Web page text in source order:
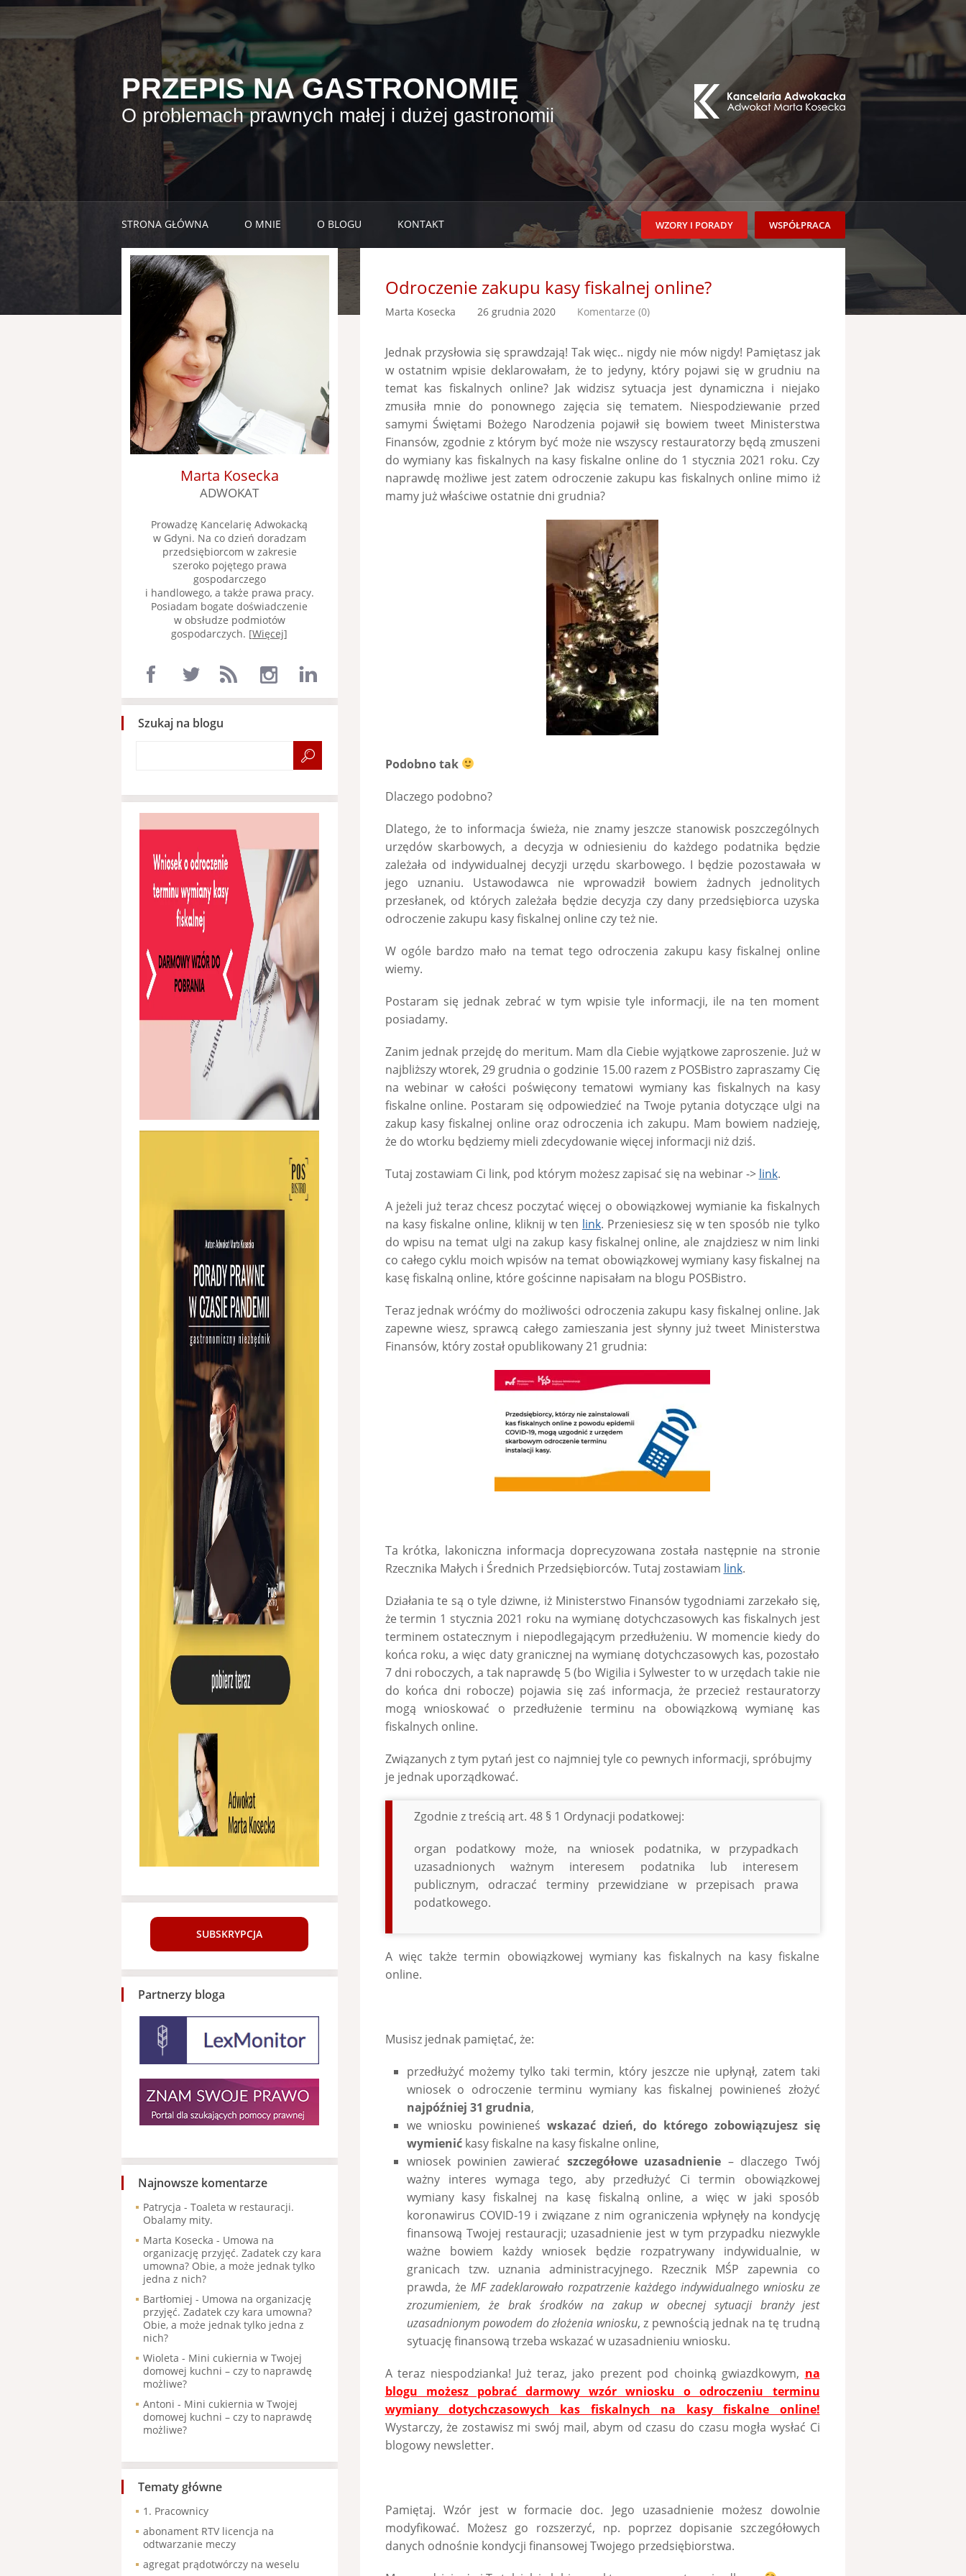
PRZEPIS NA GASTRONOMIĘ
O problemach prawnych małej i dużej gastronomii
STRONA GŁÓWNA O MNIE O BLOGU KONTAKT WSPÓŁPRACA
WZORY I PORADY
Odroczenie zakupu kasy fiskalnej online?
Marta Kosecka 26 grudnia 2020 Komentarze (0)
Jednak przysłowia się sprawdzają! Tak więc.. nigdy nie mów nigdy! Pamiętasz jak
w ostatnim wpisie deklarowałam, że to jedyny, który pojawi się w grudniu na
temat kas fiskalnych online? Jak widzisz sytuacja jest dynamiczna i niejako
zmusiła mnie do ponownego zajęcia się tematem. Niespodziewanie przed
samymi Świętami Bożego Narodzenia pojawił się bowiem tweet Ministerstwa
Finansów, zgodnie z którym być może nie wszyscy restauratorzy będą zmuszeni
do wymiany kas fiskalnych na kasy fiskalne online do 1 stycznia 2021 roku. Czy
naprawdę możliwe jest zatem odroczenie zakupu kas fiskalnych online mimo iż
mamy już właściwe ostatnie dni grudnia?
Podobno tak
Dlaczego podobno?
Dlatego, że to informacja świeża, nie znamy jeszcze stanowisk poszczególnych
urzędów skarbowych, a decyzja w odniesieniu do każdego podatnika będzie
zależała od indywidualnej decyzji urzędu skarbowego. I będzie pozostawała w
jego uznaniu. Ustawodawca nie wprowadził bowiem żadnych jednolitych
przesłanek, od których zależała będzie decyzja czy dany przedsiębiorca uzyska
odroczenie zakupu kasy fiskalnej online czy też nie.
W ogóle bardzo mało na temat tego odroczenia zakupu kasy fiskalnej online
wiemy.
Postaram się jednak zebrać w tym wpisie tyle informacji, ile na ten moment
posiadamy.
Zanim jednak przejdę do meritum. Mam dla Ciebie wyjątkowe zaproszenie. Już w
najbliższy wtorek, 29 grudnia o godzinie 15.00 razem z POSBistro zapraszamy Cię
na webinar w całości poświęcony tematowi wymiany kas fiskalnych na kasy
fiskalne online. Postaram się odpowiedzieć na Twoje pytania dotyczące ulgi na
zakup kasy fiskalnej online oraz odroczenia ich zakupu. Mam bowiem nadzieję,
że do wtorku będziemy mieli zdecydowanie więcej informacji niż dziś.
Tutaj zostawiam Ci link, pod którym możesz zapisać się na webinar -> link.
A jeżeli już teraz chcesz poczytać więcej o obowiązkowej wymianie ka fiskalnych
na kasy fiskalne online, kliknij w ten link. Przeniesiesz się w ten sposób nie tylko
do wpisu na temat ulgi na zakup kasy fiskalnej online, ale znajdziesz w nim linki
co całego cyklu moich wpisów na temat obowiązkowej wymiany kasy fiskalnej na
kasę fiskalną online, które gościnne napisałam na blogu POSBistro.
Teraz jednak wróćmy do możliwości odroczenia zakupu kasy fiskalnej online. Jak
zapewne wiesz, sprawcą całego zamieszania jest słynny już tweet Ministerstwa
Finansów, który został opublikowany 21 grudnia:
Ta krótka, lakoniczna informacja doprecyzowana została następnie na stronie
Rzecznika Małych i Średnich Przedsiębiorców. Tutaj zostawiam link.
Działania te są o tyle dziwne, iż Ministerstwo Finansów tygodniami zarzekało się,
że termin 1 stycznia 2021 roku na wymianę dotychczasowych kas fiskalnych jest
terminem ostatecznym i niepodlegającym przedłużeniu. W momencie kiedy do
końca roku, a więc daty granicznej na wymianę dotychczasowych kas, pozostało
7 dni roboczych, a tak naprawdę 5 (bo Wigilia i Sylwester to w urzędach takie nie
do końca dni robocze) pojawia się zaś informacja, że przecież restauratorzy
mogą wnioskować o przedłużenie terminu na obowiązkową wymianę kas
fiskalnych online.
Związanych z tym pytań jest co najmniej tyle co pewnych informacji, spróbujmy
je jednak uporządkować.
Zgodnie z treścią art. 48 § 1 Ordynacji podatkowej:
organ podatkowy może, na wniosek podatnika, w przypadkach
uzasadnionych ważnym interesem podatnika lub interesem
publicznym, odraczać terminy przewidziane w przepisach prawa
podatkowego.
A więc także termin obowiązkowej wymiany kas fiskalnych na kasy fiskalne
online.
Musisz jednak pamiętać, że:
przedłużyć możemy tylko taki termin, który jeszcze nie upłynął, zatem taki
wniosek o odroczenie terminu wymiany kas fiskalnej powinieneś złożyć
najpóźniej 31 grudnia,
we wniosku powinieneś wskazać dzień, do którego zobowiązujesz się
wymienićkasy fiskalne na kasy fiskalne online,
wniosek powinien zawierać szczegółowe uzasadnienie – dlaczego Twój
ważny interes wymaga tego, aby przedłużyć Ci termin obowiązkowej
wymiany kasy fiskalnej na kasę fiskalną online, a więc w jaki sposób
koronawirus COVID-19 i związane z nim ograniczenia wpłynęły na kondycję
finansową Twojej restauracji; uzasadnienie jest w tym przypadku niezwykle
ważne bowiem każdy wniosek będzie rozpatrywany indywidualnie, w
granicach tzw. uznania administracyjnego. Rzecznik MŚP zapewnia co
prawda, że MF zadeklarowało rozpatrzenie każdego indywidualnego wniosku ze
zrozumieniem, że brak środków na zakup w obecnej sytuacji branży jest
uzasadnionym powodem do złożenia wniosku, z pewnością jednak na tę trudną
sytuację finansową trzeba wskazać w uzasadnieniu wniosku.
A teraz niespodzianka! Już teraz, jako prezent pod choinką gwiazdkowym, na
blogu możesz pobrać darmowy wzór wniosku o odroczeniu terminu
wymiany dotychczasowych kas fiskalnych na kasy fiskalne online!
Wystarczy, że zostawisz mi swój mail, abym od czasu do czasu mogła wysłać Ci
blogowy newsletter.
Pamiętaj. Wzór jest w formacie doc. Jego uzasadnienie możesz dowolnie
modyfikować. Możesz go rozszerzyć, np. poprzez dopisanie szczegółowych
danych odnośnie kondycji finansowej Twojego przedsiębiorstwa.
Marta Kosecka
ADWOKAT
Prowadzę Kancelarię Adwokacką
w Gdyni. Na co dzień doradzam
przedsiębiorcom w zakresie
szeroko pojętego prawa
gospodarczego
i handlowego, a także prawa pracy.
Posiadam bogate doświadczenie
w obsłudze podmiotów
gospodarczych. [Więcej]
Szukaj na blogu
SUBSKRYPCJA
Partnerzy bloga
Najnowsze komentarze
Patrycja - Toaleta w restauracji.
Obalamy mity.
Marta Kosecka - Umowa na
organizację przyjęć. Zadatek czy kara
umowna? Obie, a może jednak tylko
jedna z nich?
Bartłomiej - Umowa na organizację
przyjęć. Zadatek czy kara umowna?
Obie, a może jednak tylko jedna z
nich?
Wioleta - Mini cukiernia w Twojej
domowej kuchni – czy to naprawdę
możliwe?
Antoni - Mini cukiernia w Twojej
domowej kuchni – czy to naprawdę
możliwe?
Tematy główne
1. Pracownicy
abonament RTV licencja na
odtwarzanie meczy
agregat prądotwórczy na weselu